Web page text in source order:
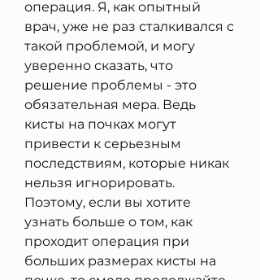
операция. Я, как опытный
врач, уже не раз сталкивался с
такой проблемой, и могу
уверенно сказать, что
решение проблемы - это
обязательная мера. Ведь
кисты на почках могут
привести к серьезным
последствиям, которые никак
нельзя игнорировать.
Поэтому, если вы хотите
узнать больше о том, как
проходит операция при
больших размерах кисты на